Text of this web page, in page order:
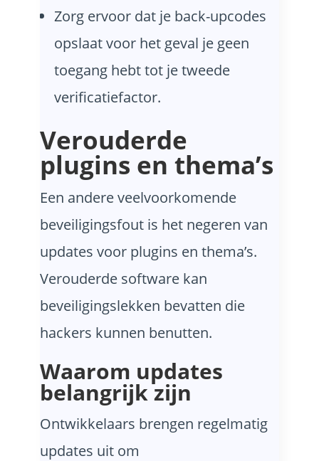
Zorg ervoor dat je back-upcodes
opslaat voor het geval je geen
toegang hebt tot je tweede
verificatiefactor.
Verouderde
plugins en thema’s
Een andere veelvoorkomende
beveiligingsfout is het negeren van
updates voor plugins en thema’s.
Verouderde software kan
beveiligingslekken bevatten die
hackers kunnen benutten.
Waarom updates
belangrijk zijn
Ontwikkelaars brengen regelmatig
updates uit om